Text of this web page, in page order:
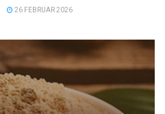
26 FEBRUAR 2026